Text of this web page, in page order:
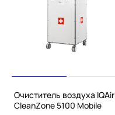
Очиститель воздуха IQAir
CleanZone 5100 Mobile